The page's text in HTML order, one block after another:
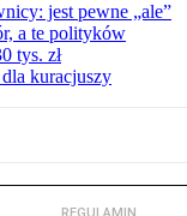
jest pewne „ale”
a te polityków
tys. zł
kuracjuszy